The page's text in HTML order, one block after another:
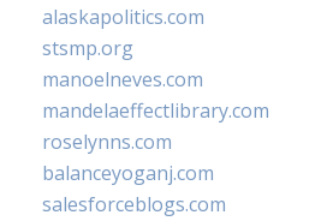
alaskapolitics.com
stsmp.org
manoelneves.com
mandelaeffectlibrary.com
roselynns.com
balanceyoganj.com
salesforceblogs.com